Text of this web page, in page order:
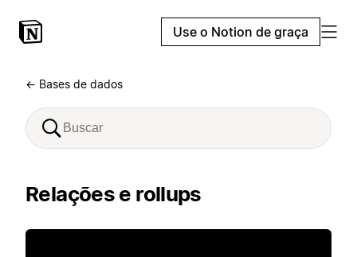
Use o Notion de graça
← Bases de dados
Relações e rollups